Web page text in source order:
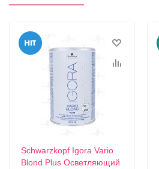
Schwarzkopf Igora Vario
Blond Plus Осветляющий